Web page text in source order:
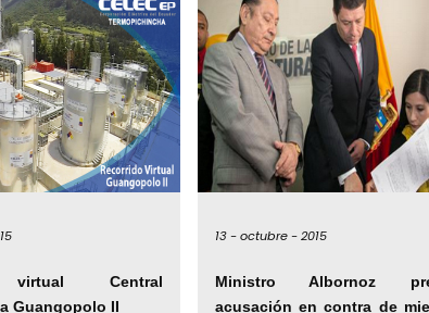
virtual Central
Guangopolo II
13 - octubre - 2015
Ministro Albornoz
acusación en contra de